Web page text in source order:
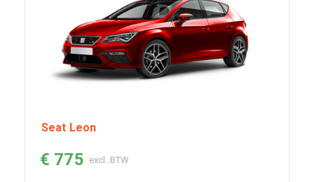
Seat Leon
€ 775 excl. BTW